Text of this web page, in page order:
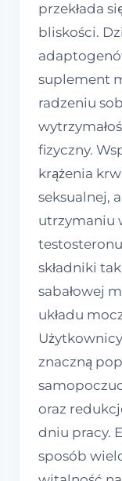
przekłada
bliskości.
suplement
radzeniu
fizyczny.
krążenia
seksualnej,
utrzymaniu
składniki
sabałowej
układu
znaczną
oraz
dniu pracy.
sposób